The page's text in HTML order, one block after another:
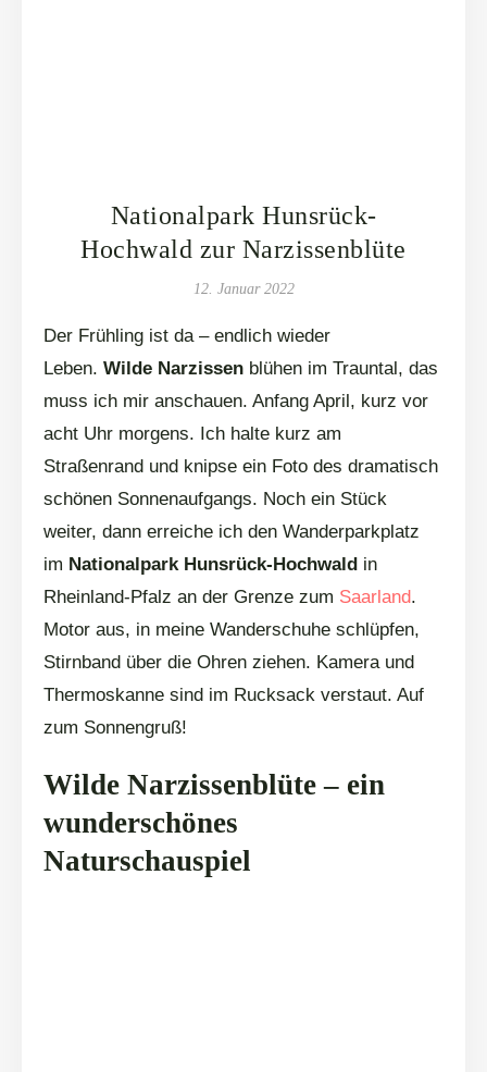
Nationalpark Hunsrück-
Hochwald zur Narzissenblüte
12. Januar 2022
Der Frühling ist da – endlich wieder
Leben. Wilde Narzissen blühen im Trauntal, das
muss ich mir anschauen. Anfang April, kurz vor
acht Uhr morgens. Ich halte kurz am
Straßenrand und knipse ein Foto des dramatisch
schönen Sonnenaufgangs. Noch ein Stück
weiter, dann erreiche ich den Wanderparkplatz
im Nationalpark Hunsrück-Hochwald in
Rheinland-Pfalz an der Grenze zum Saarland.
Motor aus, in meine Wanderschuhe schlüpfen,
Stirnband über die Ohren ziehen. Kamera und
Thermoskanne sind im Rucksack verstaut. Auf
zum Sonnengruß!
Wilde Narzissenblüte – ein
wunderschönes
Naturschauspiel